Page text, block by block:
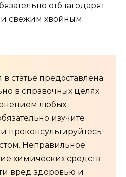
отблагодарят
свежим хвойным
статье предоставлена
в справочных целях.
любых
изучите
проконсультируйтесь
Неправильное
химических средств
вред здоровью и